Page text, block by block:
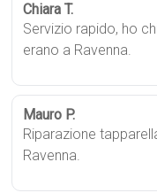
Chiara T.
Servizio rapido, ho
erano a Ravenna.
Mauro P.
Riparazione
Ravenna.